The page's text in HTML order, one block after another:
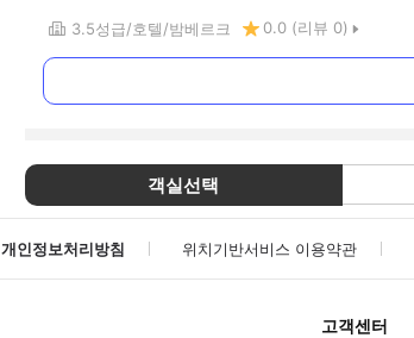
3.5성급 호텔 밤베르크 0.0 (리뷰 0)
객실선택
개인정보처리방침 위치기반서비스 이용약관
고객센터